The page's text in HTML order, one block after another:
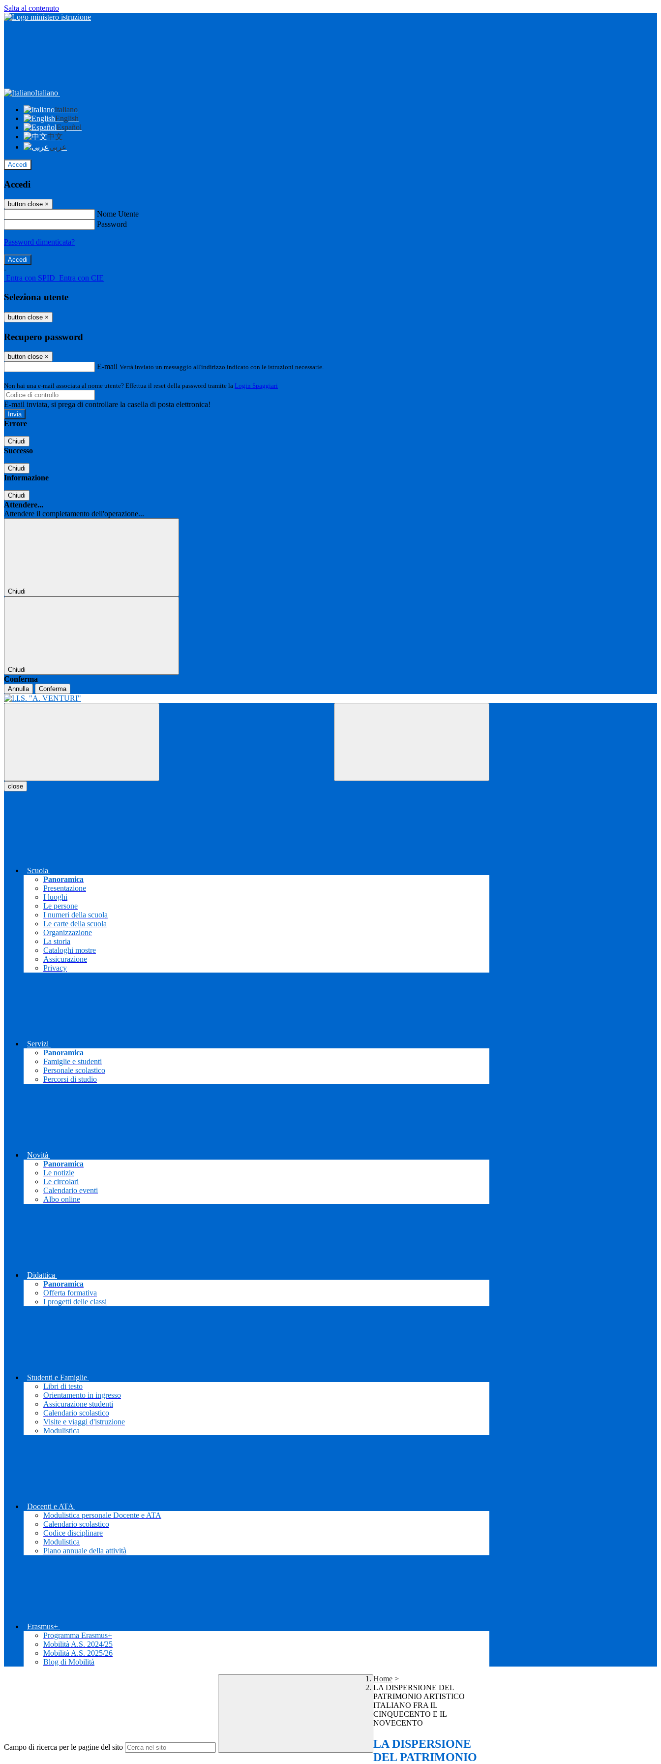
Salta al contenuto
Italiano
Italiano
English
Español
中文
عربى
Accedi
Accedi
button close ×
Nome Utente
Password
Password dimenticata?
-
Entra con SPID Entra con CIE
Seleziona utente
button close ×
Recupero password
button close ×
E-mail Verrà inviato un messaggio all'indirizzo indicato con le istruzioni necessarie.
Non hai una e-mail associata al nome utente? Effettua il reset della password tramite la Login Spaggiari
E-mail inviata, si prega di controllare la casella di posta elettronica!
Errore
Chiudi
Successo
Chiudi
Informazione
Chiudi
Attendere...
Attendere il completamento dell'operazione...
Chiudi
Chiudi
Conferma
Annulla Conferma
close
Scuola
Panoramica
Presentazione
I luoghi
Le persone
I numeri della scuola
Le carte della scuola
Organizzazione
La storia
Cataloghi mostre
Assicurazione
Privacy
Servizi
Panoramica
Famiglie e studenti
Personale scolastico
Percorsi di studio
Novità
Panoramica
Le notizie
Le circolari
Calendario eventi
Albo online
Didattica
Panoramica
Offerta formativa
I progetti delle classi
Studenti e Famiglie
Libri di testo
Orientamento in ingresso
Assicurazione studenti
Calendario scolastico
Visite e viaggi d'istruzione
Modulistica
Docenti e ATA
Modulistica personale Docente e ATA
Calendario scolastico
Codice disciplinare
Modulistica
Piano annuale della attività
Erasmus+
Programma Erasmus+
Mobilità A.S. 2024/25
Mobilità A.S. 2025/26
Blog di Mobilità
Campo di ricerca per le pagine del sito
Home >
LA DISPERSIONE DEL
PATRIMONIO ARTISTICO
ITALIANO FRA IL
CINQUECENTO E IL
NOVECENTO
LA DISPERSIONE
DEL PATRIMONIO